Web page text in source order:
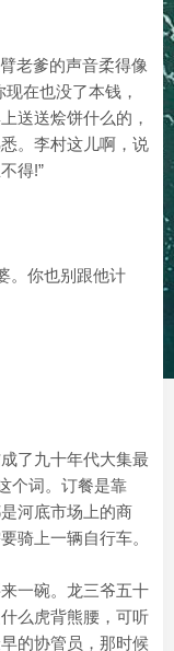
老爹的声音柔得像
在也没了本钱，
送送烩饼什么的，
。李村这儿啊，说
得!”
。你也别跟他计
了九十年代大集最
个词。订餐是靠
河底市场上的商
骑上一辆自行车。
一碗。龙三爷五十
么虎背熊腰，可听
的协管员，那时候